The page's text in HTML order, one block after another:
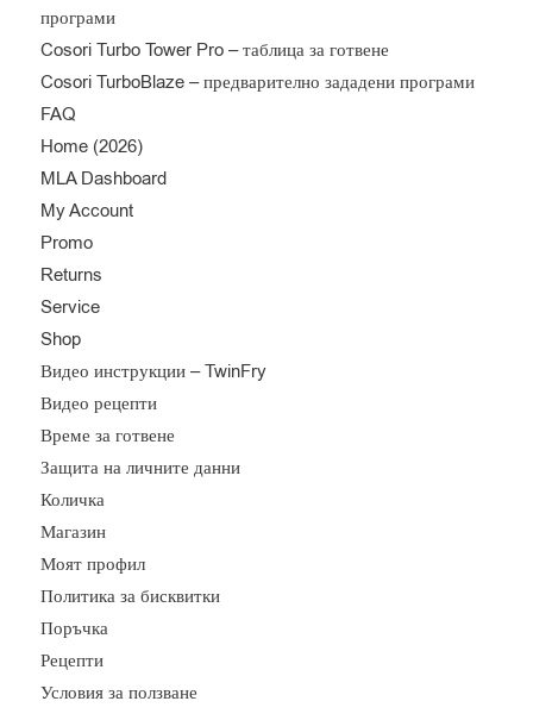
програми
Cosori Turbo Tower Pro – таблица за готвене
Cosori TurboBlaze – предварително зададени програми
FAQ
Home (2026)
MLA Dashboard
My Account
Promo
Returns
Service
Shop
Видео инструкции – TwinFry
Видео рецепти
Време за готвене
Защита на личните данни
Количка
Магазин
Моят профил
Политика за бисквитки
Поръчка
Рецепти
Условия за ползване